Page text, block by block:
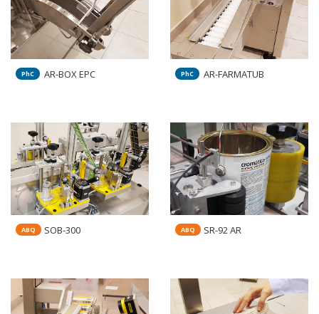
PhC AR-BOX EPC PhC AR-FARMATUB
ABQ SOB-300 ABQ SR-92 AR